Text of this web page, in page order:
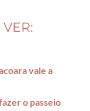
vale a
o passeio